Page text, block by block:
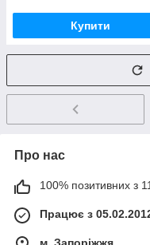
Купити
Про нас
100% позитивних з
Працює з